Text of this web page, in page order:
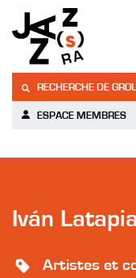
RECHERCHE DE
ESPACE MEMBRES
Iván
Artistes et